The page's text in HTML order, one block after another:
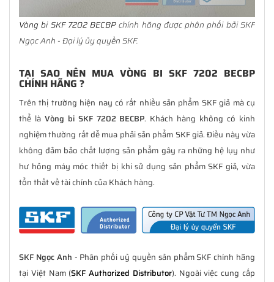
Vòng bi SKF 7202 BECBPchính hãng được phân phối bởi SKF
Ngọc Anh - Đại lý ủy quyền SKF.
TẠI SAO NÊN MUA VÒNG BI SKF 7202 BECBP
CHÍNH HÃNG ?
Trên thị trường hiện nay có rất nhiều sản phẩm SKF giả mà cụ
thể là Vòng bi SKF 7202 BECBP. Khách hàng không có kinh
nghiệm thường rất dễ mua phải sản phẩm SKF giả. Điều này vừa
không đảm bảo chất lượng sản phẩm gây ra những hệ lụy như
hư hỏng máy móc thiết bị khi sử dụng sản phẩm SKF giả, vừa
tổn thất về tài chính của Khách hàng.
SKF Ngọc Anh - Phân phối uỷ quyền sản phẩm SKF chính hãng
tại Việt Nam (SKF Authorized Distributor). Ngoài việc cung cấp